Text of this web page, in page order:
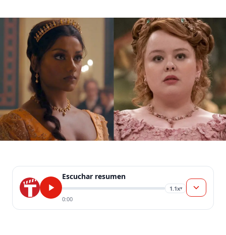
Escuchar resumen
1.1x▾
0:00